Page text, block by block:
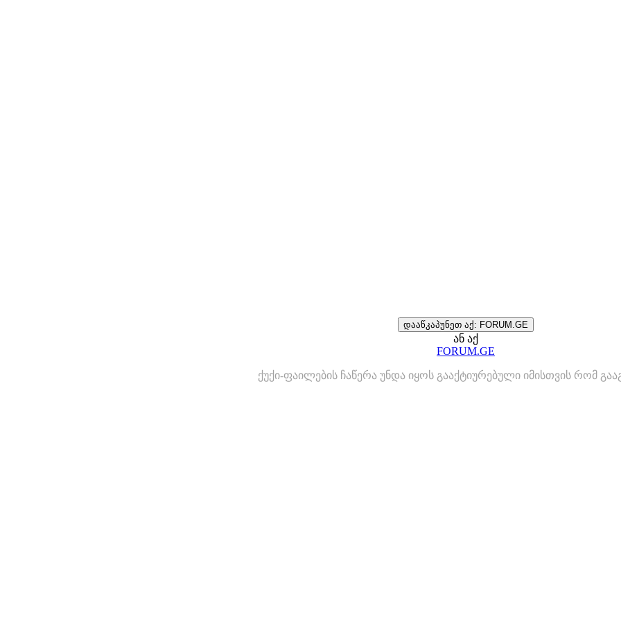
დააწკაპუნეთ აქ: FORUM.GE
ან აქ
FORUM.GE
ქუქი-ფაილების ჩაწერა უნდა იყოს გააქტიურებული იმისთვის რომ